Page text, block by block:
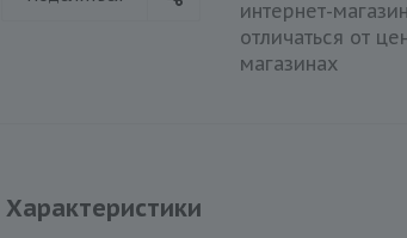
интернет-
отличаться от
магазинах
Характеристики